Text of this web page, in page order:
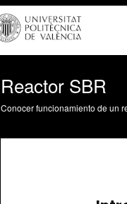
Reactor SBR
Conocer funcionamiento de un